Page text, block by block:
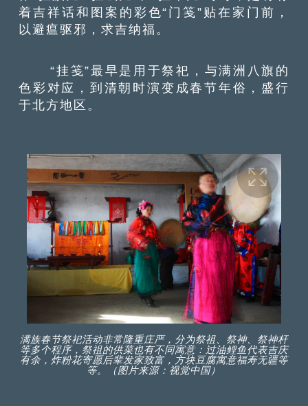
着吉祥话和图案的彩色“门笺”贴在家门前，
以避瘟驱邪，求吉纳福。
“挂笺”最早是用于祭祀，与满洲八旗的
色彩对应，到清朝时演变成春节年俗，盛行
于北方地区。
满族春节祭祀活动非常隆重庄严，分为祭祖、祭神、祭神杆
等多个程序，祭祖的供菜也有不同寓意：过油鲤鱼代表吉庆
有余，炸粉花寄愿后辈发家致富，方块豆腐寓意福寿无疆等
等。（图片来源：视觉中国）